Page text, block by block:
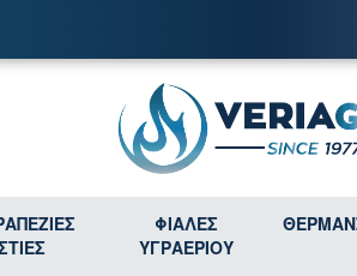
ΦΙΑΛΕΣ
ΥΓΡΑΕΡΙΟΥ